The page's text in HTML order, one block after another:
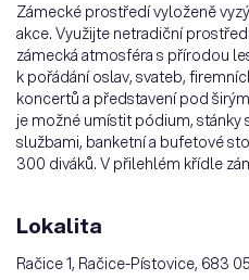
Zámecké prostředí vyloženě
akce. Využijte netradiční
zámecká atmosféra s přírodou
k pořádání oslav, svateb,
koncertů a představení pod
je možné umístit pódium,
službami, banketní a bufetové
300 diváků. V přilehlém křídle
Lokalita
Račice 1, Račice-Pístovice, 683 05